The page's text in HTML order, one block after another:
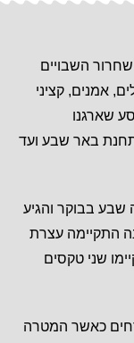
למען שחרור השבויים
אמנים, קציני
שארגנו
באר שבע ועד
בבוקר והגיע
התקיימה עצרת
שני טקסים
כאשר המטרה